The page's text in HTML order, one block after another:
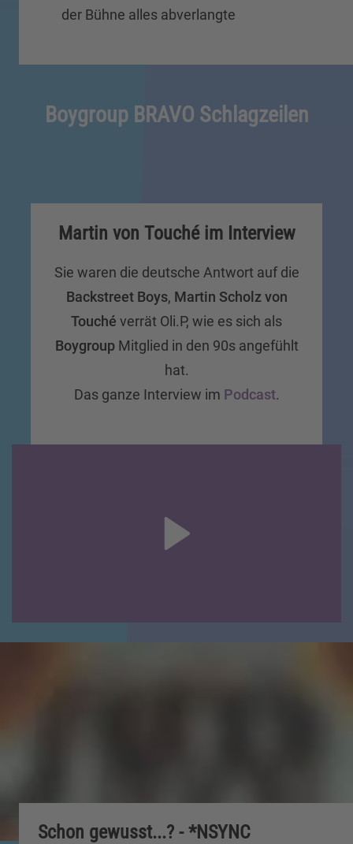
der Bühne alles abverlangte
Boygroup BRAVO Schlagzeilen
Martin von Touché im Interview
Sie waren die deutsche Antwort auf die
Backstreet Boys, Martin Scholz von
Touché verrät Oli.P, wie es sich als
BoygroupMitglied in den 90s angefühlt
hat.
Das ganze Interview im Podcast.
Schon gewusst...? - *NSYNC